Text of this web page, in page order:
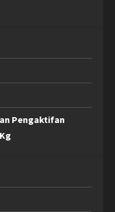
Pengaktifan